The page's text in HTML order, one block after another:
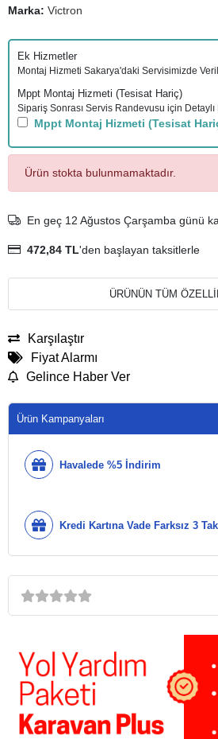
Marka: Victron
Ek Hizmetler
Montaj Hizmeti Sakarya'daki Servisimizde
Mppt Montaj Hizmeti (Tesisat Hariç)
Sipariş Sonrası Servis Randevusu için
Mppt Montaj Hizmeti (Tesisat
Ürün stokta bulunmamaktadır.
En geç 12 Ağustos Çarşamba günü
472,84 TL'den başlayan taksitlerle
ÜRÜNÜN TÜM
Karşılaştır
Fiyat Alarmı
Gelince Haber Ver
Ürün Kampanyaları
Havalede %5 İndirim
Kredi Kartına Vade Farksız 3